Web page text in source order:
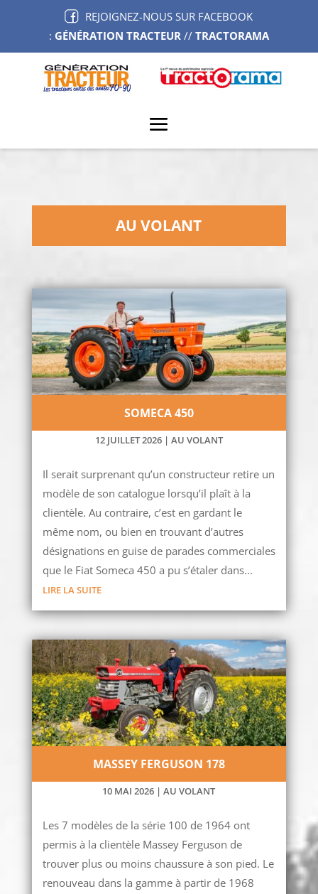
REJOIGNEZ-NOUS SUR FACEBOOK
: GÉNÉRATION TRACTEUR// TRACTORAMA
AU VOLANT
SOMECA 450
12 JUILLET 2026| AU VOLANT
Il serait surprenant qu’un constructeur retire un
modèle de son catalogue lorsqu’il plaît à la
clientèle. Au contraire, c’est en gardant le
même nom, ou bien en trouvant d’autres
désignations en guise de parades commerciales
que le Fiat Someca 450 a pu s’étaler dans...
LIRE LA SUITE
MASSEY FERGUSON 178
10 MAI 2026 |AU VOLANT
Les 7 modèles de la série 100 de 1964 ont
permis à la clientèle Massey Ferguson de
trouver plus ou moins chaussure à son pied. Le
renouveau dans la gamme à partir de 1968